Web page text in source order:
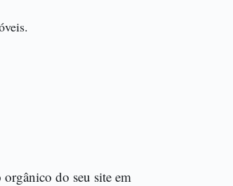
do seu site em